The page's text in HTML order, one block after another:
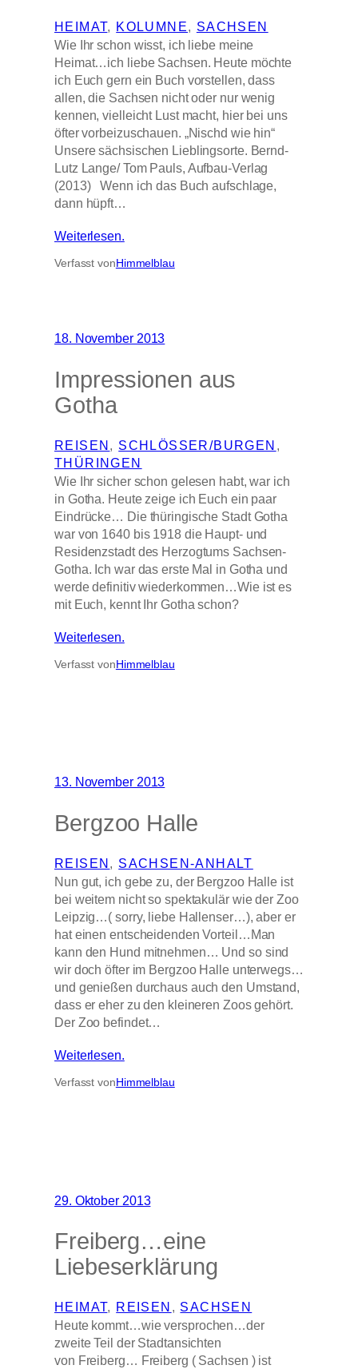
HEIMAT, KOLUMNE, SACHSEN
Wie Ihr schon wisst, ich liebe meine
Heimat…ich liebe Sachsen. Heute möchte
ich Euch gern ein Buch vorstellen, dass
allen, die Sachsen nicht oder nur wenig
kennen, vielleicht Lust macht, hier bei uns
öfter vorbeizuschauen. „Nischd wie hin“
Unsere sächsischen Lieblingsorte. Bernd-
Lutz Lange/ Tom Pauls, Aufbau-Verlag
(2013) Wenn ich das Buch aufschlage,
dann hüpft…
Weiterlesen.
Verfasst vonHimmelblau
18. November 2013
Impressionen aus
Gotha
REISEN , SCHLÖSSER/BURGEN
THÜRINGEN
Wie Ihr sicher schon gelesen habt, war ich
in Gotha. Heute zeige ich Euch ein paar
Eindrücke… Die thüringische Stadt Gotha
war von 1640 bis 1918 die Haupt- und
Residenzstadt des Herzogtums Sachsen-
Gotha. Ich war das erste Mal in Gotha und
werde definitiv wiederkommen…Wie ist es
mit Euch, kennt Ihr Gotha schon?
Weiterlesen.
Verfasst vonHimmelblau
13. November 2013
Bergzoo Halle
REISEN , SACHSEN-ANHALT
Nun gut, ich gebe zu, der Bergzoo Halle ist
bei weitem nicht so spektakulär wie der Zoo
Leipzig…( sorry, liebe Hallenser…), aber er
hat einen entscheidenden Vorteil…Man
kann den Hund mitnehmen… Und so sind
wir doch öfter im Bergzoo Halle unterwegs…
und genießen durchaus auch den Umstand,
dass er eher zu den kleineren Zoos gehört.
Der Zoo befindet…
Weiterlesen.
Verfasst vonHimmelblau
29. Oktober 2013
Freiberg…eine
Liebeserklärung
HEIMAT, REISEN , SACHSEN
Heute kommt…wie versprochen…der
zweite Teil der Stadtansichten
von Freiberg… Freiberg ( Sachsen ) ist